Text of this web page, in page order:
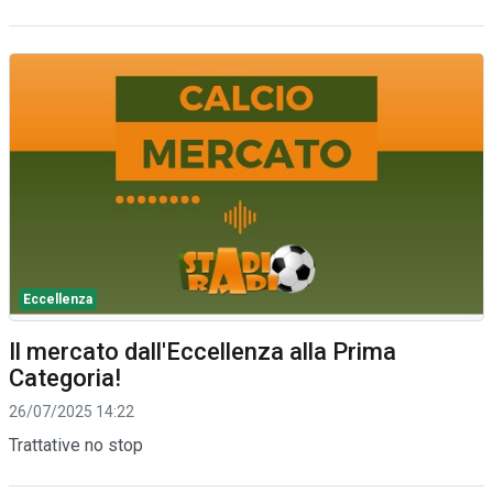
Eccellenza
Il mercato dall'Eccellenza alla Prima
Categoria!
26/07/2025 14:22
Trattative no stop